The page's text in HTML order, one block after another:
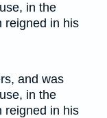
in the
reigned in his
and was
in the
reigned in his